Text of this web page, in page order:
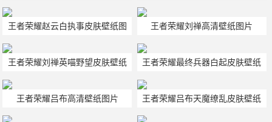
王者荣耀赵云白执事皮肤壁纸图
王者荣耀刘禅高清壁纸图片
王者荣耀刘禅英喵野望皮肤壁纸
王者荣耀最终兵器白起皮肤壁纸
王者荣耀吕布高清壁纸图片
王者荣耀吕布天魔缭乱皮肤壁纸